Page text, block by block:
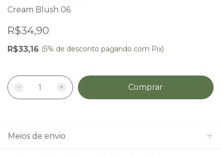
Cream Blush 06
R$34,90
R$33,16 (5% de desconto pagando com Pix)
Meios de envio